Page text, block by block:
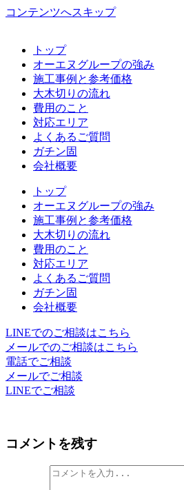
コンテンツへスキップ
トップ
オーエヌグループの強み
施工事例と参考価格
大木切りの流れ
費用のこと
対応エリア
よくあるご質問
ガチン固
会社概要
トップ
オーエヌグループの強み
施工事例と参考価格
大木切りの流れ
費用のこと
対応エリア
よくあるご質問
ガチン固
会社概要
LINEでのご相談はこちら
メールでのご相談はこちら
電話でご相談
メールでご相談
LINEでご相談
コメントを残す